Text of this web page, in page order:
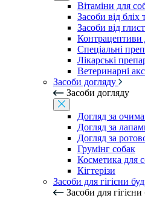
Вітаміни для
Засоби від бліх
Засоби від
Контрацептиви
Спеціальні
Лікарські
Ветеринарні
Засоби догляду
Засоби догляду
Догляд за
Догляд за
Догляд за
Грумінг собак
Косметика для
Кігтерізи
Засоби для гігієни
Засоби для